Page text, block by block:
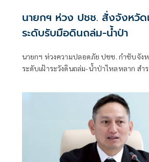
นายกฯ ห่วง ปชช. สั่งจังหวั
ระดับรับมือดินถล่ม-น้ำป่า
นายกฯ ห่วงความปลอดภัย ปชช. กำชับจังห
ระดับเฝ้าระวังดินถล่ม-น้ำป่าไหลหลาก สำ